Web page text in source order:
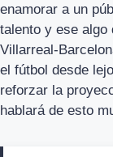
enamorar a un
talento y ese algo
Villarreal-
el fútbol desde
reforzar la
hablará de esto